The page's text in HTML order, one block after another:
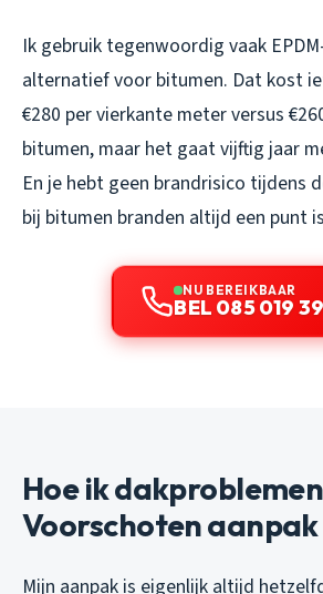
Ik gebruik tegenwoordig vaak
alternatief voor bitumen. Dat kost
€280 per vierkante meter versus
bitumen, maar het gaat vijftig jaar
En je hebt geen brandrisico tijdens
bij bitumen branden altijd een punt
NU BEREIKBAAR
BEL 085 019
Hoe ik
Voorschoten aanpak
Mijn aanpak is eigenlijk altijd